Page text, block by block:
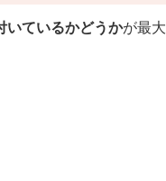
いているかどうかが最大